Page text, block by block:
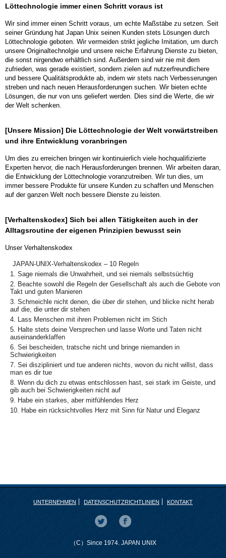
Löttechnologie immer einen Schritt voraus ist
Wir sind immer einen Schritt voraus, um echte Maßstäbe zu setzen. Seit
seiner Gründung hat Japan Unix seinen Kunden stets Lösungen durch
Löttechnologie geboten. Wir vermeiden strikt jegliche Imitation, um durch
unsere Originaltechnolgie und unsere reiche Erfahrung Dienste zu bieten,
die sonst nirgendwo erhältlich sind. Außerdem sind wir nie mit dem
zufrieden, was gerade existiert, sondern zielen auf nutzerfreundlichere
und bessere Qualitätsprodukte ab, indem wir stets nach Verbesserungen
streben und nach neuen Herausforderungen suchen. Wir bieten echte
Lösungen, die nur von uns geliefert werden. Dies sind die Werte, die wir
der Welt schenken.
[Unsere Mission] Die Löttechnologie der Welt vorwärtstreiben
und ihre Entwicklung voranbringen
Um dies zu erreichen bringen wir kontinuierlich viele hochqualifizierte
Experten hervor, die nach Herausforderungen brennen. Wir arbeiten daran,
die Entwicklung der Löttechnologie voranzutreiben. Wir tun dies, um
immer bessere Produkte für unsere Kunden zu schaffen und Menschen
auf der ganzen Welt noch bessere Dienste zu leisten.
[Verhaltenskodex] Sich bei allen Tätigkeiten auch in der
Alltagsroutine der eigenen Prinzipien bewusst sein
Unser Verhaltenskodex
JAPAN-UNIX-Verhaltenskodex – 10 Regeln
1. Sage niemals die Unwahrheit, und sei niemals selbstsüchtig
2. Beachte sowohl die Regeln der Gesellschaft als auch die Gebote von
Takt und guten Manieren
3. Schmeichle nicht denen, die über dir stehen, und blicke nicht herab
auf die, die unter dir stehen
4. Lass Menschen mit ihren Problemen nicht im Stich
5. Halte stets deine Versprechen und lasse Worte und Taten nicht
auseinanderklaffen
6. Sei bescheiden, tratsche nicht und bringe niemanden in
Schwierigkeiten
7. Sei diszipliniert und tue anderen nichts, wovon du nicht willst, dass
man es dir tue
8. Wenn du dich zu etwas entschlossen hast, sei stark im Geiste, und
gib auch bei Schwierigkeiten nicht auf
9. Habe ein starkes, aber mitfühlendes Herz
10. Habe ein rücksichtvolles Herz mit Sinn für Natur und Eleganz
UNTERNEHMEN DATENSCHUTZRICHTLINIEN KONTAKT
（C）Since 1974. JAPAN UNIX